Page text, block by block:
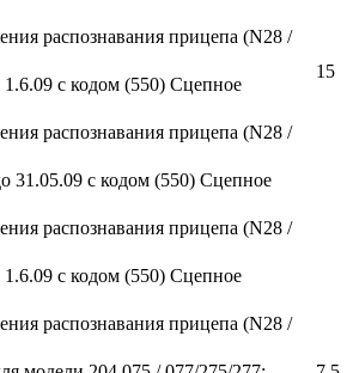
15
распознавания прицепа (N28 /
1.6.09 с кодом (550) Сцепное
распознавания прицепа (N28 /
31.05.09 с кодом (550) Сцепное
распознавания прицепа (N28 /
1.6.09 с кодом (550) Сцепное
распознавания прицепа (N28 /